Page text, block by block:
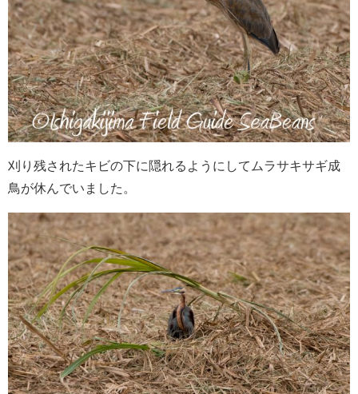
刈り残されたキビの下に隠れるようにしてムラサキサギ成
鳥が休んでいました。